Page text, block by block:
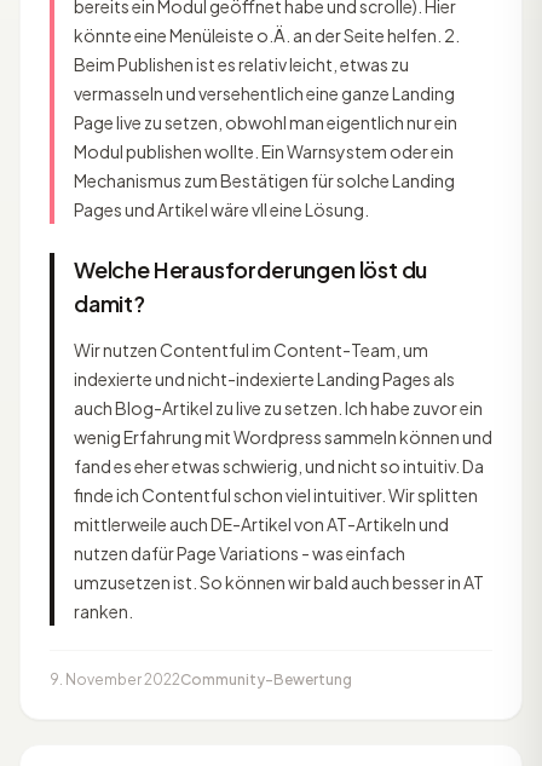
bereits ein Modul geöffnet habe und scrolle). Hier
könnte eine Menüleiste o.Ä. an der Seite helfen. 2.
Beim Publishen ist es relativ leicht, etwas zu
vermasseln und versehentlich eine ganze Landing
Page live zu setzen, obwohl man eigentlich nur ein
Modul publishen wollte. Ein Warnsystem oder ein
Mechanismus zum Bestätigen für solche Landing
Pages und Artikel wäre vll eine Lösung.
Welche Herausforderungen löst du
damit?
Wir nutzen Contentful im Content-Team, um
indexierte und nicht-indexierte Landing Pages als
auch Blog-Artikel zu live zu setzen. Ich habe zuvor ein
wenig Erfahrung mit Wordpress sammeln können und
fand es eher etwas schwierig, und nicht so intuitiv. Da
finde ich Contentful schon viel intuitiver. Wir splitten
mittlerweile auch DE-Artikel von AT-Artikeln und
nutzen dafür Page Variations - was einfach
umzusetzen ist. So können wir bald auch besser in AT
ranken.
9. November 2022Community-Bewertung